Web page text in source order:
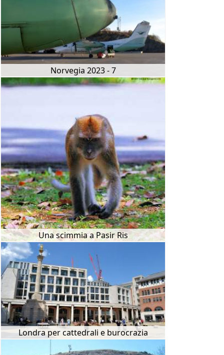
Norvegia 2023 - 7
Una scimmia a Pasir Ris
Londra per cattedrali e burocrazia